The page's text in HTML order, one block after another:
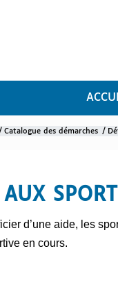
/ Catalogue des démarches /
d’une aide, les
en cours.